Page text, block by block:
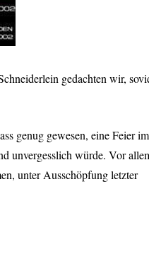
gedachten wir,
genug gewesen, eine Feier im
unvergesslich würde. Vor
unter Ausschöpfung letzter